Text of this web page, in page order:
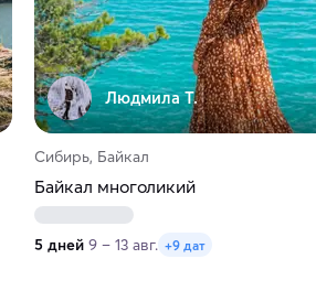
Людмила Т.
Сибирь, Байкал
Байкал многоликий
5 дней 9 – 13 авг. +9 дат